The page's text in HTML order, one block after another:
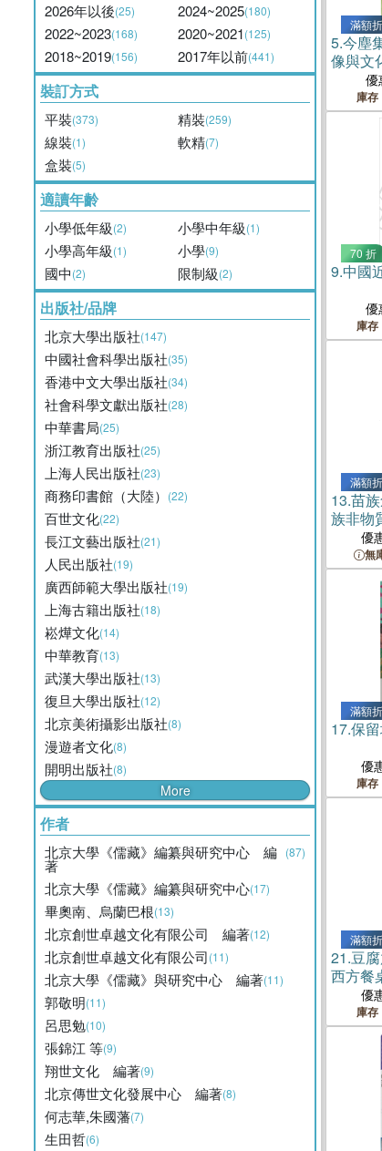
2026年以後(25) 2024~2025(180)
2022~2023(168) 2020~2021(125)
2018~2019(156) 2017年以前(441)
裝訂方式
平裝(373) 精裝(259)
線裝(1) 軟精(7)
盒裝(5)
適讀年齡
小學低年級(2) 小學中年級(1)
小學高年級(1) 小學(9)
國中(2) 限制級(2)
出版社/品牌
北京大學出版社(147)
中國社會科學出版社(35)
香港中文大學出版社(34)
社會科學文獻出版社(28)
中華書局(25)
浙江教育出版社(25)
上海人民出版社(23)
商務印書館（大陸） (22)
百世文化(22)
長江文藝出版社(21)
人民出版社(19)
廣西師範大學出版社(19)
上海古籍出版社(18)
崧燁文化(14)
中華教育(13)
武漢大學出版社(13)
復旦大學出版社(12)
北京美術攝影出版社(8)
漫遊者文化(8)
開明出版社(8)
More
作者
北京大學《儒藏》編纂與研究中心 編
著
(87)
北京大學《儒藏》編纂與研究中心(17)
畢奧南、烏蘭巴根(13)
北京創世卓越文化有限公司 編著(12)
北京創世卓越文化有限公司(11)
北京大學《儒藏》與研究中心 編著(11)
郭敬明(11)
呂思勉(10)
張錦江 等(9)
翔世文化 編著(9)
北京傳世文化發展中心 編著(8)
何志華,朱國藩(7)
生田哲(6)
滿額折
5.今塵
像與文
像與優
庫存
70 折
9.中國
優
庫存
滿額折
13.苗
族非物
（簡體
優
無
滿額折
17.保
優
庫存
滿額折
21.豆
西方餐
優
庫存